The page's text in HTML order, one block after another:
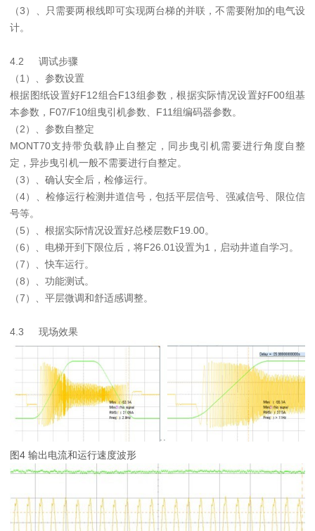
（3）、只需要两根线即可实现两台梯的并联，不需要附加的电气设
计。
4.2
调试步骤
（1）、参数设置
根据图纸设置好F12组合F13组参数，根据实际情况设置好F00组基
本参数，F07/F10组曳引机参数、F11组编码器参数。
（2）、参数自整定
MONT70支持带负载静止自整定，同步曳引机需要进行角度自整
定，异步曳引机一般不需要进行自整定。
（3）、确认安全后，检修运行。
（4）、检修运行检测井道信号，包括平层信号、强减信号、限位信
号等。
（5）、根据实际情况设置好总楼层数F19.00。
（6）、电梯开到下限位后，将F26.01设置为1，启动井道自学习。
（7）、快车运行。
（8）、功能测试。
（7）、平层微调和舒适感调整。
4.3 现场效果
图4 输出电流和运行速度波形